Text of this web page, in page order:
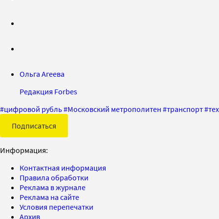
Ольга Агеева
Редакция Forbes
#цифровой рубль#Московский метрополитен #транспорт#
Подписаться
Информация:
Контактная информация
Правила обработки
Реклама в журнале
Реклама на сайте
Условия перепечатки
Архив